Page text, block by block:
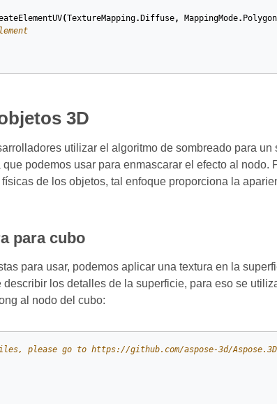
(TextureMapping. Diffuse, MappingMode.
3D
utilizar el algoritmo de sombreado para un
podemos usar para enmascarar el efecto al
de los objetos, tal enfoque proporciona la
para cubo
para usar, podemos aplicar una textura en la
los detalles de la superficie, para eso se
al nodo del cubo:
please go to https://github.com/aspose-3d/